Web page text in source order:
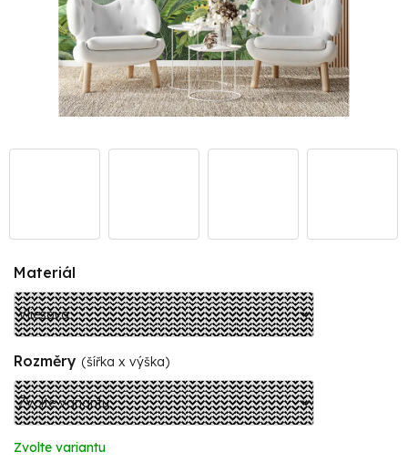
Materiál
Rozměry (šířka x výška)
Zvolte variantu